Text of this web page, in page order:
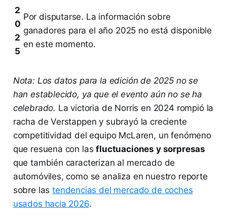
2
0
2
5
Por disputarse. La información sobre
ganadores para el año 2025 no está disponible
en este momento.
Nota: Los datos para la edición de 2025 no se
han establecido, ya que el evento aún no se ha
celebrado. La victoria de Norris en 2024 rompió la
racha de Verstappen y subrayó la creciente
competitividad del equipo McLaren, un fenómeno
que resuena con lasfluctuaciones y sorpresas
que también caracterizan al mercado de
automóviles, como se analiza en nuestro reporte
sobre lastendencias del mercado de coches
usados hacia 2026.